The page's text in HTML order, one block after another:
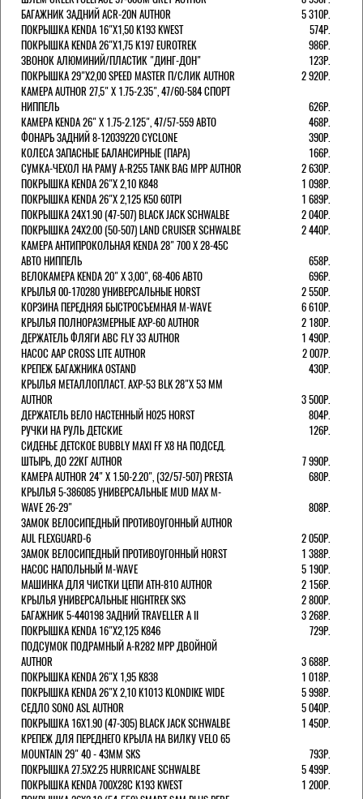
БАГАЖНИК ЗАДНИЙ ACR-20N AUTHOR
5 310Р.
ПОКРЫШКА KENDA 16"Х1,50 K193 KWEST
574Р.
ПОКРЫШКА KENDA 26"Х1,75 K197 EUROTREK
986Р.
ЗВОНОК АЛЮМИНИЙ/ПЛАСТИК "ДИНГ-ДОН"
123Р.
ПОКРЫШКА 29"Х2,00 SPEED MASTER П/СЛИК AUTHOR
2 920Р.
КАМЕРА AUTHOR 27,5" Х 1.75-2.35", 47/60-584 СПОРТ
НИППЕЛЬ
626Р.
КАМЕРА KENDA 26" Х 1.75-2.125", 47/57-559 АВТО
468Р.
ФОНАРЬ ЗАДНИЙ 8-12039220 CYCLONE
390Р.
КОЛЕСА ЗАПАСНЫЕ БАЛАНСИРНЫЕ (ПАРА)
166Р.
CУМКА-ЧЕХОЛ НА РАМУ A-R255 TANK BAG MPP AUTHOR
2 630Р.
ПОКРЫШКА KENDA 26"Х 2,10 K848
1 098Р.
ПОКРЫШКА KENDA 26"Х 2,125 K50 60TPI
1 689Р.
ПОКРЫШКА 24X1.90 (47-507) BLACK JACK SCHWALBE
2 040Р.
ПОКРЫШКА 24X2.00 (50-507) LAND CRUISER SCHWALBE
2 440Р.
КАМЕРА АНТИПРОКОЛЬНАЯ KENDA 28" 700 Х 28-45C
АВТО НИППЕЛЬ
658Р.
ВЕЛОКАМЕРА KENDA 20" Х 3,00", 68-406 АВТО
696Р.
КРЫЛЬЯ 00-170280 УНИВЕРСАЛЬНЫЕ HORST
2 550Р.
КОРЗИНА ПЕРЕДНЯЯ БЫСТРОСЪЕМНАЯ M-WAVE
6 610Р.
КРЫЛЬЯ ПОЛНОРАЗМЕРНЫЕ AXP-60 AUTHOR
2 180Р.
ДЕРЖАТЕЛЬ ФЛЯГИ АВС FLY 33 AUTHOR
1 490Р.
НАСОС AAP CROSS LITE AUTHOR
2 007Р.
КРЕПЕЖ БАГАЖНИКА OSTAND
430Р.
КРЫЛЬЯ МЕТАЛЛОПЛАСТ. AXP-53 BLK 28"Х 53 ММ
AUTHOR
3 500Р.
ДЕРЖАТЕЛЬ ВЕЛО НАСТЕННЫЙ H025 HORST
804Р.
РУЧКИ НА РУЛЬ ДЕТСКИЕ
126Р.
СИДЕНЬЕ ДЕТСКОЕ BUBBLY MAXI FF X8 НА ПОДСЕД.
ШТЫРЬ, ДО 22КГ AUTHOR
7 990Р.
КАМЕРА AUTHOR 24" Х 1.50-2.20", (32/57-507) PRESTA
680Р.
КРЫЛЬЯ 5-386085 УНИВЕРСАЛЬНЫЕ MUD MAX M-
WAVE 26-29"
808Р.
ЗАМОК ВЕЛОСИПЕДНЫЙ ПРОТИВОУГОННЫЙ AUTHOR
AUL FLEXGUARD-6
2 050Р.
ЗАМОК ВЕЛОСИПЕДНЫЙ ПРОТИВОУГОННЫЙ HORST
1 388Р.
НАСОС НАПОЛЬНЫЙ M-WAVE
5 190Р.
МАШИНКА ДЛЯ ЧИСТКИ ЦЕПИ ATH-810 AUTHOR
2 156Р.
КРЫЛЬЯ УНИВЕРСАЛЬНЫЕ HIGHTREK SKS
2 800Р.
БАГАЖНИК 5-440198 ЗАДНИЙ TRAVELLER A II
3 268Р.
ПОКРЫШКА KENDA 16"Х2,125 K846
729Р.
ПОДСУМОК ПОДРАМНЫЙ A-R282 MPP ДВОЙНОЙ
AUTHOR
3 688Р.
ПОКРЫШКА KENDA 26"Х 1,95 K838
1 018Р.
ПОКРЫШКА KENDA 26"Х 2,10 K1013 KLONDIKE WIDE
5 998Р.
СЕДЛО SONO ASL AUTHOR
5 040Р.
ПОКРЫШКА 16X1.90 (47-305) BLACK JACK SCHWALBE
1 450Р.
КРЕПЕЖ ДЛЯ ПЕРЕДНЕГО КРЫЛА НА ВИЛКУ VELO 65
MOUNTAIN 29" 40 - 43ММ SKS
793Р.
ПОКРЫШКА 27.5X2.25 HURRICANE SCHWALBE
5 499Р.
ПОКРЫШКА KENDA 700Х28С K193 KWEST
1 200Р.